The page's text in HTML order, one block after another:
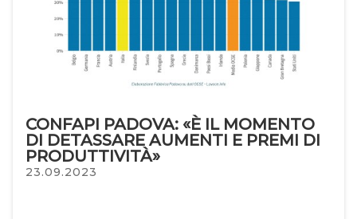
CONFAPI PADOVA: «È IL MOMENTO
DI DETASSARE AUMENTI E PREMI DI
PRODUTTIVITÀ»
23.09.2023